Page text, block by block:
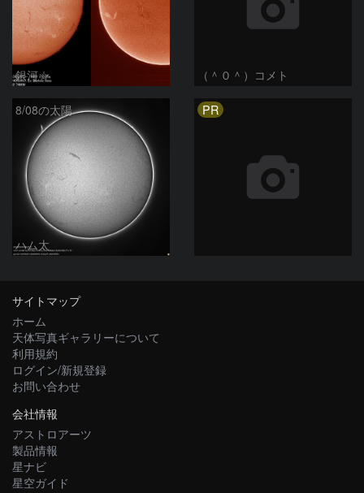
銀河☆ （＾０＾）コメト
8/08の太陽
ハム太
PR
サイトマップ
ホーム
天体写真ギャラリーについて
利用規約
ログイン/新規登録
お問い合わせ
会社情報
アストロアーツ
製品情報
星ナビ
星空ガイド